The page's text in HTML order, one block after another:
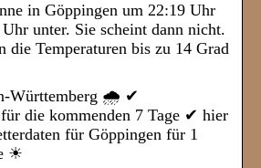
in Göppingen um 22:19 Uhr
unter. Sie scheint dann nicht.
die Temperaturen bis zu 14 Grad
Württemberg 🌧️ ✔
die kommenden 7 Tage ✔ hier
für Göppingen für 1
☀